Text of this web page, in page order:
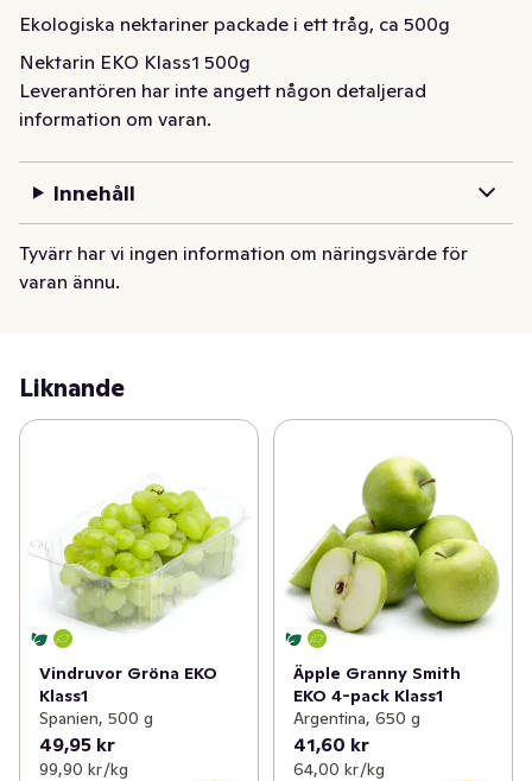
Ekologiska nektariner packade i ett tråg, ca 500g
Nektarin EKO Klass1 500g
Leverantören har inte angett någon detaljerad
information om varan.
Innehåll
Tyvärr har vi ingen information om näringsvärde för
varan ännu.
Liknande
Vindruvor Gröna EKO
Klass1
Spanien, 500 g
49,95 kr
99,90 kr /kg
Äpple Granny Smith
EKO 4-pack Klass1
Argentina, 650 g
41,60 kr
64,00 kr /kg